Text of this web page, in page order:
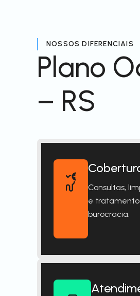
NOSSOS DIFERENCIAIS
Plano
– RS
Consultas,
e
burocracia.